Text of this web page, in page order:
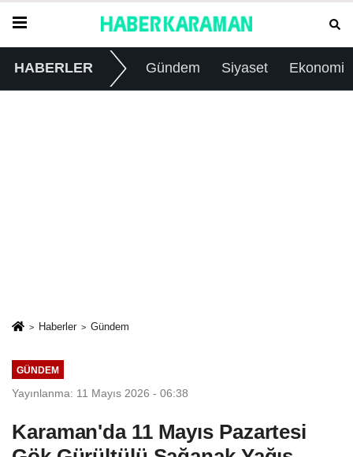
HABERLER Gündem Siyaset Ekonomi
Haberler Gündem
GÜNDEM
Yayınlanma: 11 Mayıs 2026 - 06:38
Karaman'da 11 Mayıs Pazartesi